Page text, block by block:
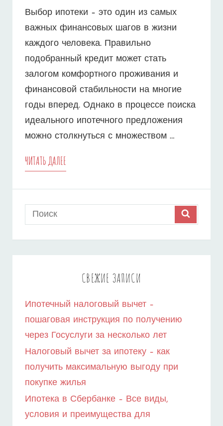
Выбор ипотеки – это один из самых
важных финансовых шагов в жизни
каждого человека. Правильно
подобранный кредит может стать
залогом комфортного проживания и
финансовой стабильности на многие
годы вперед. Однако в процессе поиска
идеального ипотечного предложения
можно столкнуться с множеством …
ЧИТАТЬ ДАЛЕЕ
ВЫБРАТЬ
ИДЕАЛЬНЫЙ
КРЕДИТ
НА
КВАРТИРУ
Search
for:
СВЕЖИЕ ЗАПИСИ
Ипотечный налоговый вычет –
пошаговая инструкция по получению
через Госуслуги за несколько лет
Налоговый вычет за ипотеку – как
получить максимальную выгоду при
покупке жилья
Ипотека в Сбербанке – Все виды,
условия и преимущества для